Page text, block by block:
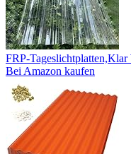
FRP-
Bei Amazon kaufen